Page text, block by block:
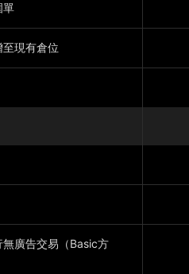
單
現有倉位
廣告交易（Basic方